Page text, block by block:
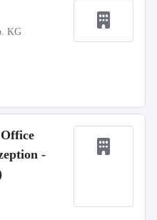
KG
-